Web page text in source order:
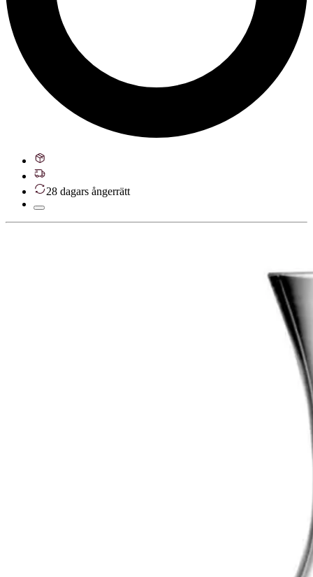
28 dagars ångerrätt